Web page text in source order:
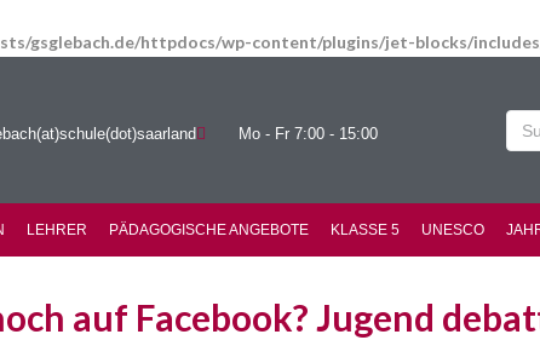
gsglebach.de/httpdocs/wp-content/plugins/jet-blocks/
Mo - Fr 7:00 - 15:00
LEHRER PÄDAGOGISCHE ANGEBOTE KLASSE 5 UNESCO
auf Facebook? Jugend